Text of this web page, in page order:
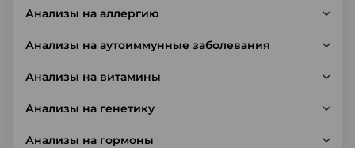
Анализы на аллергию
Анализы на аутоиммунные заболевания
Анализы на витамины
Анализы на генетику
Анализы на гормоны